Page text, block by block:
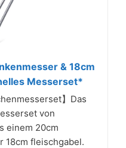
& 18cm
Messerset*
】Das
von
einem 20cm
18cm fleischgabel.